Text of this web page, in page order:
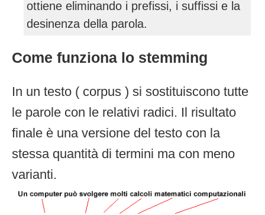
ottiene eliminando i prefissi, i suffissi e la
desinenza della parola.
Come funziona lo stemming
In un testo ( corpus ) si sostituiscono tutte
le parole con le relativi radici. Il risultato
finale è una versione del testo con la
stessa quantità di termini ma con meno
varianti.